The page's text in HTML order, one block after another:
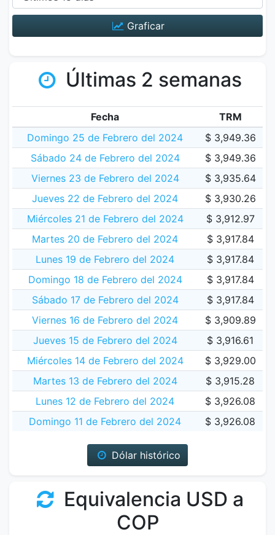
Graficar
Últimas 2 semanas
Fecha
TRM
Domingo 25 de Febrero del 2024
$ 3,949.36
Sábado 24 de Febrero del 2024
$ 3,949.36
Viernes 23 de Febrero del 2024
$ 3,935.64
Jueves 22 de Febrero del 2024
$ 3,930.26
Miércoles 21 de Febrero del 2024
$ 3,912.97
Martes 20 de Febrero del 2024
$ 3,917.84
Lunes 19 de Febrero del 2024
$ 3,917.84
Domingo 18 de Febrero del 2024
$ 3,917.84
Sábado 17 de Febrero del 2024
$ 3,917.84
Viernes 16 de Febrero del 2024
$ 3,909.89
Jueves 15 de Febrero del 2024
$ 3,916.61
Miércoles 14 de Febrero del 2024
$ 3,929.00
Martes 13 de Febrero del 2024
$ 3,915.28
Lunes 12 de Febrero del 2024
$ 3,926.08
Domingo 11 de Febrero del 2024
$ 3,926.08
Dólar histórico
Equivalencia USD a
COP